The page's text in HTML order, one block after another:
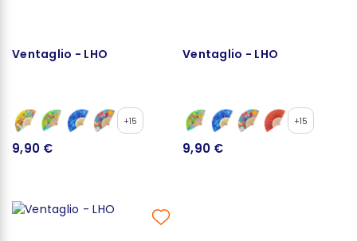
Ventaglio - LHO
+15
9,90 €
Ventaglio - LHO
+15
9,90 €